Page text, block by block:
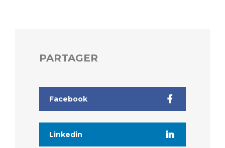
PARTAGER
Facebook
Linkedin